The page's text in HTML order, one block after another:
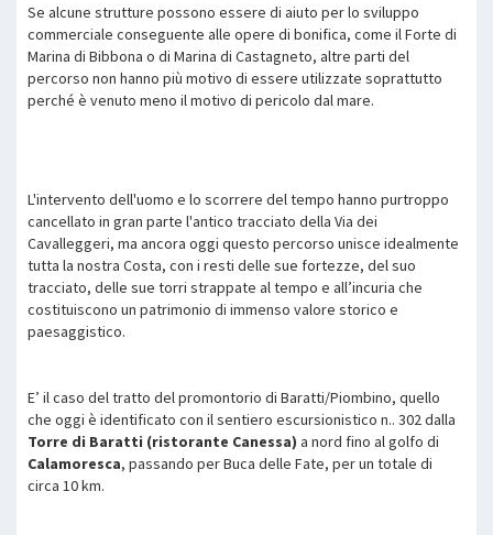
Se alcune strutture possono essere di aiuto per lo sviluppo
commerciale conseguente alle opere di bonifica, come il Forte di
Marina di Bibbona o di Marina di Castagneto, altre parti del
percorso non hanno più motivo di essere utilizzate soprattutto
perché è venuto meno il motivo di pericolo dal mare.
L'intervento dell'uomo e lo scorrere del tempo hanno purtroppo
cancellato in gran parte l'antico tracciato della Via dei
Cavalleggeri, ma ancora oggi questo percorso unisce idealmente
tutta la nostra Costa, con i resti delle sue fortezze, del suo
tracciato, delle sue torri strappate al tempo e all’incuria che
costituiscono un patrimonio di immenso valore storico e
paesaggistico.
E’ il caso del tratto del promontorio di Baratti/Piombino, quello
che oggi è identificato con il sentiero escursionistico n.. 302 dalla
Torre di Baratti (ristorante Canessa) a nord fino al golfo di
Calamoresca, passando per Buca delle Fate, per un totale di
circa 10 km.